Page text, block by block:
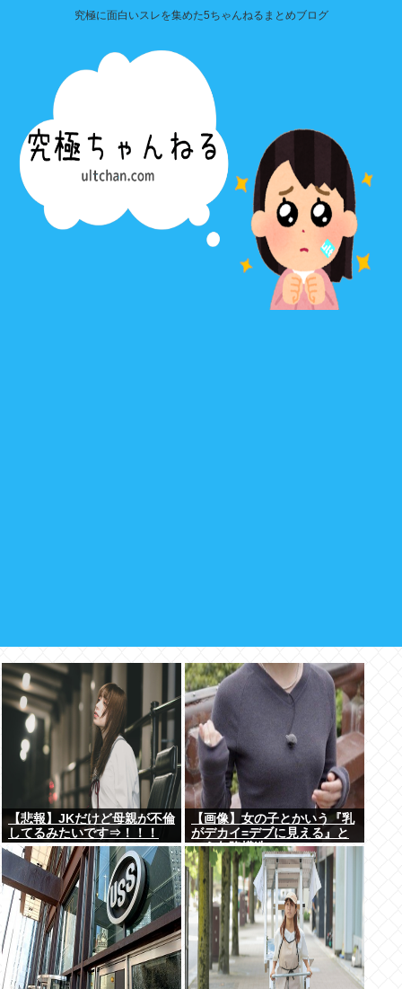
究極に面白いスレを集めた5ちゃんねるまとめブログ
【悲報】JKだけど母親が不倫
してるみたいです⇒！！！
【画像】女の子とかいう『乳
がデカイ=デブに見える』と
いう欠陥構造www